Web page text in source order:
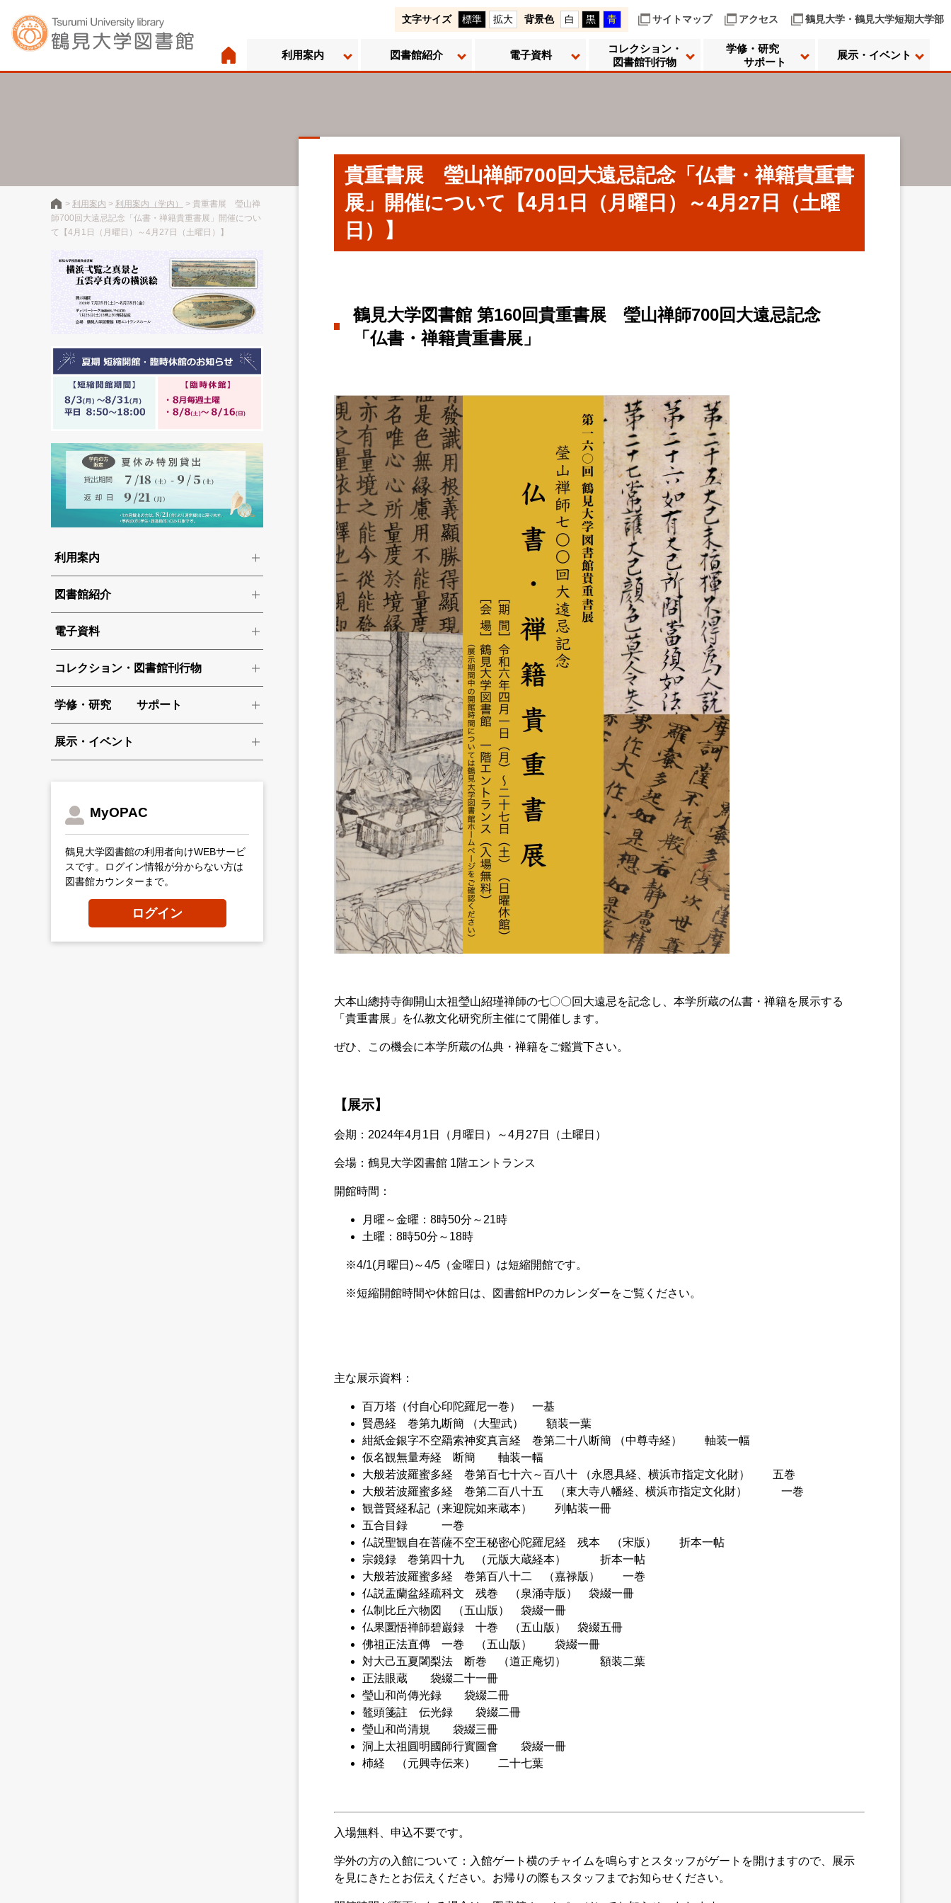
文字サイズ 標準 拡大 背景色 白 黒 青 サイトマップ アクセス 鶴見大学・鶴見大学短期大学部
利用案内 図書館紹介 電子資料
コレクション・
図書館刊行物
学修・研究
サポート
展示・イベント
> 利用案内 > 利用案内（学内） > 貴重書展 瑩山禅
師700回大遠忌記念「仏書・禅籍貴重書展」開催につい
て【4月1日（月曜日）～4月27日（土曜日）】
貴重書展 瑩山禅師700回大遠忌記念「仏書・禅籍貴重書
展」開催について【4月1日（月曜日）～4月27日（土曜
日）】
鶴見大学図書館 第160回貴重書展 瑩山禅師700回大遠忌記念
「仏書・禅籍貴重書展」
大本山總持寺御開山太祖瑩山紹瑾禅師の七〇〇回大遠忌を記念し、本学所蔵の仏書・禅籍を展示する
「貴重書展」を仏教文化研究所主催にて開催します。
ぜひ、この機会に本学所蔵の仏典・禅籍をご鑑賞下さい。
【展示】
​会期：2024年4月1日（月曜日）～4月27日（土曜日）
会場：鶴見大学図書館 1階エントランス
開館時間：
月曜～金曜：8時50分～21時
土曜：8時50分～18時
※4/1(月曜日)～4/5（金曜日）は短縮開館です。
※短縮開館時間や休館日は、図書館HPのカレンダーをご覧ください。
主な展示資料：
百万塔（付自心印陀羅尼一巻） 一基
賢愚経 巻第九断簡 （大聖武） 額装一葉
紺紙金銀字不空羂索神変真言経 巻第二十八断簡 （中尊寺経） 軸装一幅
仮名観無量寿経 断簡 軸装一幅
大般若波羅蜜多経 巻第百七十六～百八十 （永恩具経、横浜市指定文化財） 五巻
大般若波羅蜜多経 巻第二百八十五 （東大寺八幡経、横浜市指定文化財） 一巻
観普賢経私記（来迎院如来蔵本） 列帖装一冊
五合目録 一巻
仏説聖観自在菩薩不空王秘密心陀羅尼経 残本 （宋版） 折本一帖
宗鏡録 巻第四十九 （元版大蔵経本） 折本一帖
大般若波羅蜜多経 巻第百八十二 （嘉禄版） 一巻
仏説盂蘭盆経疏科文 残巻 （泉涌寺版） 袋綴一冊
仏制比丘六物図 （五山版） 袋綴一冊
仏果圜悟禅師碧巌録 十巻 （五山版） 袋綴五冊
佛祖正法直傳 一巻 （五山版） 袋綴一冊
対大己五夏闍梨法 断巻 （道正庵切） 額装二葉
正法眼蔵 袋綴二十一冊
瑩山和尚傳光録 袋綴二冊
鼇頭箋註 伝光録 袋綴二冊
瑩山和尚清規 袋綴三冊
洞上太祖圓明國師行實圖會 袋綴一冊
杮経 （元興寺伝来） 二十七葉
入場無料、申込不要です。
学外の方の入館について：入館ゲート横のチャイムを鳴らすとスタッフがゲートを開けますので、展示
を見にきたとお伝えください。お帰りの際もスタッフまでお知らせください。
利用案内
図書館紹介
電子資料
コレクション・図書館刊行物
学修・研究 サポート
展示・イベント
MyOPAC
鶴見大学図書館の利用者向けWEBサービ
スです。ログイン情報が分からない方は
図書館カウンターまで。
ログイン